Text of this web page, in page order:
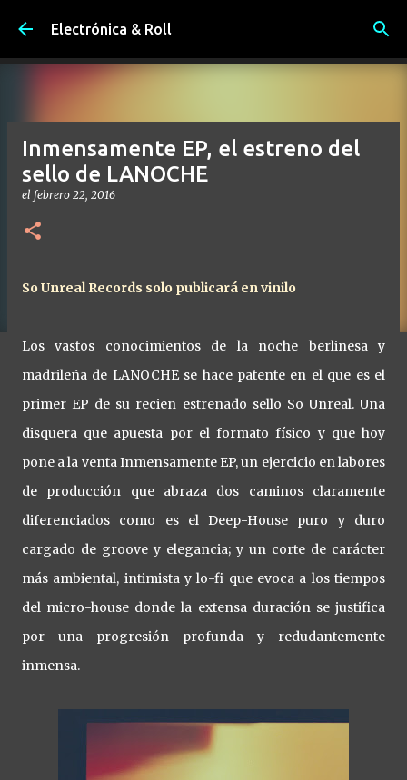
Ir al contenido principal
Electrónica & Roll
Inmensamente EP, el estreno del
sello de LANOCHE
el febrero 22, 2016
So Unreal Records solo publicará en vinilo
Los vastos conocimientos de la noche berlinesa y
madrileña de LANOCHE se hace patente en el que es el
primer EP de su recien estrenado sello So Unreal. Una
disquera que apuesta por el formato físico y que hoy
pone a la venta Inmensamente EP, un ejercicio en labores
de producción que abraza dos caminos claramente
diferenciados como es el Deep-House puro y duro
cargado de groove y elegancia; y un corte de carácter
más ambiental, intimista y lo-fi que evoca a los tiempos
del micro-house donde la extensa duración se justifica
por una progresión profunda y redudantemente
inmensa.